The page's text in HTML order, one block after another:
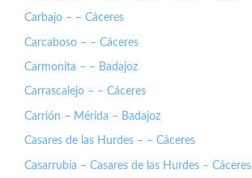
Carbajo – – Cáceres
Carcaboso – – Cáceres
Carmonita – – Badajoz
Carrascalejo – – Cáceres
Carrión – Mérida – Badajoz
Casares de las Hurdes – – Cáceres
Casarrubia – Casares de las Hurdes – Cáceres